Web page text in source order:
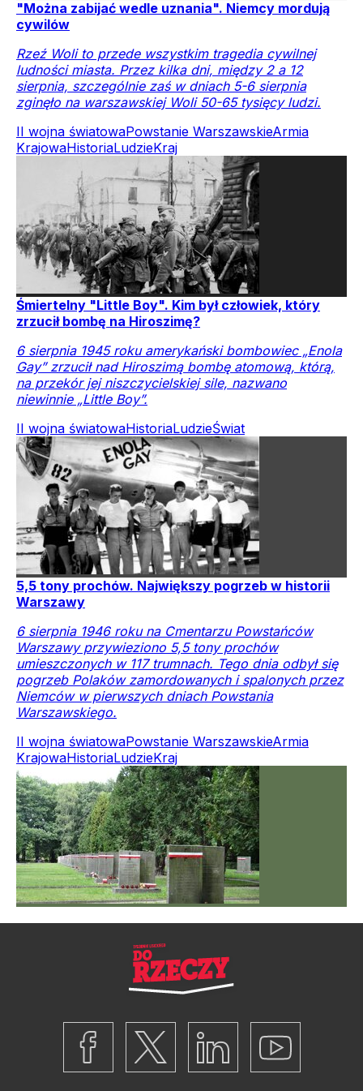
"Można zabijać wedle uznania". Niemcy mordują
cywilów
Rzeź Woli to przede wszystkim tragedia cywilnej
ludności miasta. Przez kilka dni, między 2 a 12
sierpnia, szczególnie zaś w dniach 5-6 sierpnia
zginęło na warszawskiej Woli 50-65 tysięcy ludzi.
II wojna światowaPowstanie WarszawskieArmia
KrajowaHistoriaLudzieKraj
Śmiertelny "Little Boy". Kim był człowiek, który
zrzucił bombę na Hiroszimę?
6 sierpnia 1945 roku amerykański bombowiec „Enola
Gay” zrzucił nad Hiroszimą bombę atomową, którą,
na przekór jej niszczycielskiej sile, nazwano
niewinnie „Little Boy”.
II wojna światowaHistoriaLudzieŚwiat
5,5 tony prochów. Największy pogrzeb w historii
Warszawy
6 sierpnia 1946 roku na Cmentarzu Powstańców
Warszawy przywieziono 5,5 tony prochów
umieszczonych w 117 trumnach. Tego dnia odbył się
pogrzeb Polaków zamordowanych i spalonych przez
Niemców w pierwszych dniach Powstania
Warszawskiego.
II wojna światowaPowstanie WarszawskieArmia
KrajowaHistoriaLudzieKraj